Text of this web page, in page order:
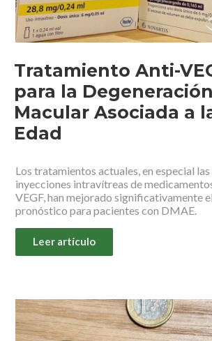
Tratamiento Anti-
para la Degeneración
Macular Asociada a
Edad
Los tratamientos actuales, en especial las
inyecciones intravítreas de
VEGF, han mejorado significativamente el
pronóstico para pacientes con DMAE.
Leer artículo